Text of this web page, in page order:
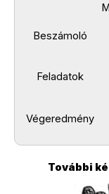
Beszámoló
Feladatok
Végeredmény
További